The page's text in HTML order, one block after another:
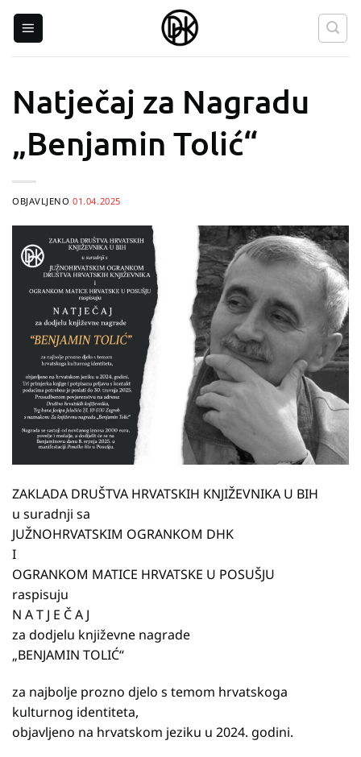
Natječaj za Nagradu
„Benjamin Tolić“
OBJAVLJENO01.04.2025
ZAKLADA DRUŠTVA HRVATSKIH KNJIŽEVNIKA U BIH
u suradnji sa
JUŽNOHRVATSKIM OGRANKOM DHK
I
OGRANKOM MATICE HRVATSKE U POSUŠJU
raspisuju
N A T J E Č A J
za dodjelu književne nagrade
„BENJAMIN TOLIĆ“
za najbolje prozno djelo s temom hrvatskoga
kulturnog identiteta,
objavljeno na hrvatskom jeziku u 2024. godini.